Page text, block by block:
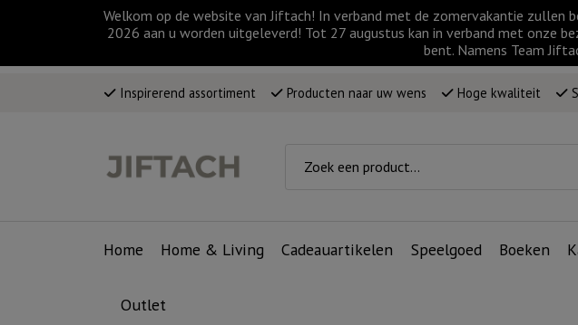
Welkom op de website van Jiftach! In verband met de zomervakantie
2026 aan u worden uitgeleverd! Tot 27 augustus kan in verband met onze
bent. Namens Team
Inspirerend assortiment Producten naar uw wens Hoge kwaliteit
Home Home & Living Cadeauartikelen Speelgoed Boeken
Outlet